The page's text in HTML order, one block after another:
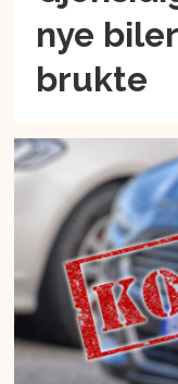
nye
brukte